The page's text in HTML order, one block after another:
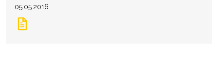
05.05.2016.